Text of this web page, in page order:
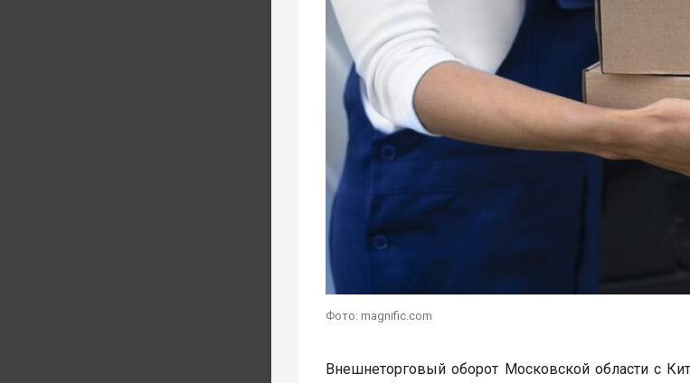
Фото: magnific.com
Внешнеторговый оборот Московской области с